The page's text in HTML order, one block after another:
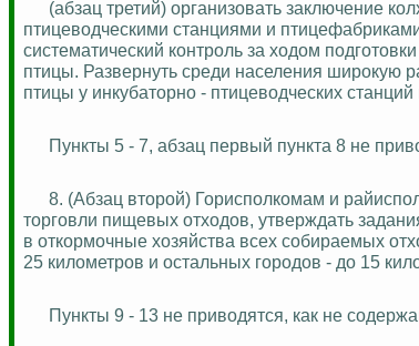
(абзац третий) организовать заключение
птицеводческими станциями и
систематический контроль за ходом
птицы. Развернуть среди населения широкую
птицы у инкубаторно - птицеводческих
Пункты 5 - 7, абзац первый пункта 8 не
8. (Абзац второй) Горисполкомам и
торговли пищевых отходов, утверждать
в откормочные хозяйства всех собираемых
25 километров и остальных городов - до 15
Пункты 9 - 13 не приводятся, как не